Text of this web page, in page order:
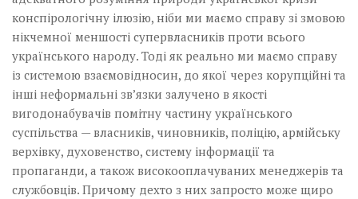
конспірологічну ілюзію, ніби ми маємо справу зі змовою
нікчемної меншості супервласників проти всього
українського народу. Тоді як реально ми маємо справу
із системою взаємовідносин, до якої через корупційні та
інші неформальні зв’язки залучено в якості
вигодонабувачів помітну частину українського
суспільства — власників, чиновників, поліцію, армійську
верхівку, духовенство, систему інформації та
пропаганди, а також високооплачуваних менеджерів та
службовців. Причому дехто з них запросто може щиро